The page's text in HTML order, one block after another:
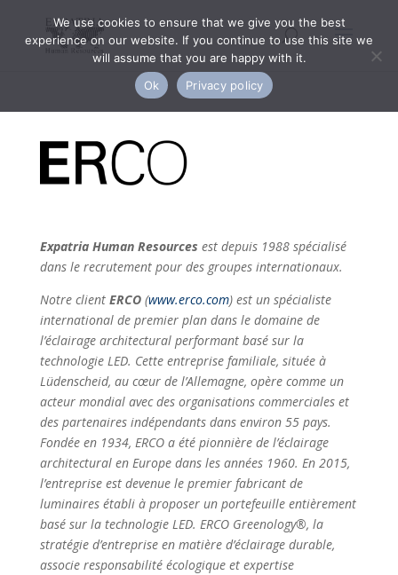
Expatria Human Resources est depuis 1988 spécialisé
dans le recrutement pour des groupes internationaux.
Notre clientERCO(www.erco.com) est un spécialiste
international de premier plan dans le domaine de
l’éclairage architectural performant basé sur la
technologie LED. Cette entreprise familiale, située à
Lüdenscheid, au cœur de l’Allemagne, opère comme un
acteur mondial avec des organisations commerciales et
des partenaires indépendants dans environ 55 pays.
Fondée en 1934, ERCO a été pionnière de l’éclairage
architectural en Europe dans les années 1960. En 2015,
l’entreprise est devenue le premier fabricant de
luminaires établi à proposer un portefeuille entièrement
basé sur la technologie LED. ERCO Greenology®, la
stratégie d’entreprise en matière d’éclairage durable,
associe responsabilité écologique et expertise
We use cookies to ensure that we give you the best
experience on our website. If you continue to use this site we
will assume that you are happy with it.
Ok
Privacy policy